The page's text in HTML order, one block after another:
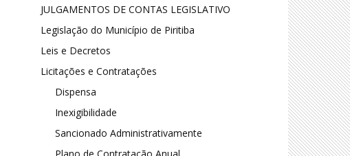
JULGAMENTOS DE CONTAS LEGISLATIVO
Legislação do Município de Piritiba
Leis e Decretos
Licitações e Contratações
Dispensa
Inexigibilidade
Sancionado Administrativamente